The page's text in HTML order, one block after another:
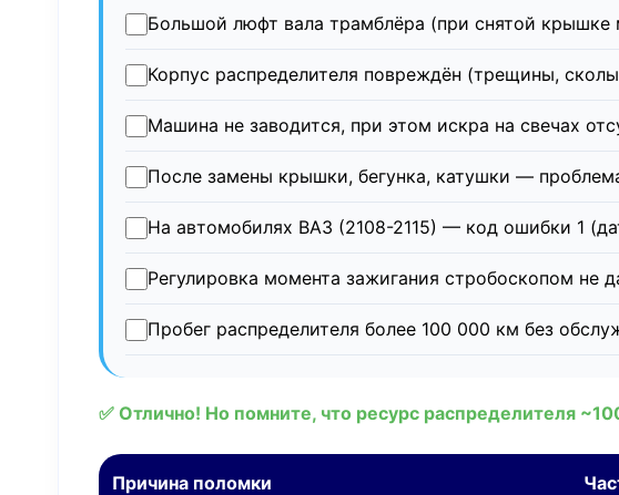
Большой люфт вала трамблёра (при снятой крышке
Корпус распределителя повреждён (трещины,
Машина не заводится, при этом искра на свечах
После замены крышки, бегунка, катушки —
На автомобилях ВАЗ (2108-2115) — код ошибки 1
Регулировка момента зажигания стробоскопом не
Пробег распределителя более 100 000 км без
✅ Отлично! Но помните, что ресурс распределителя
Причина поломки